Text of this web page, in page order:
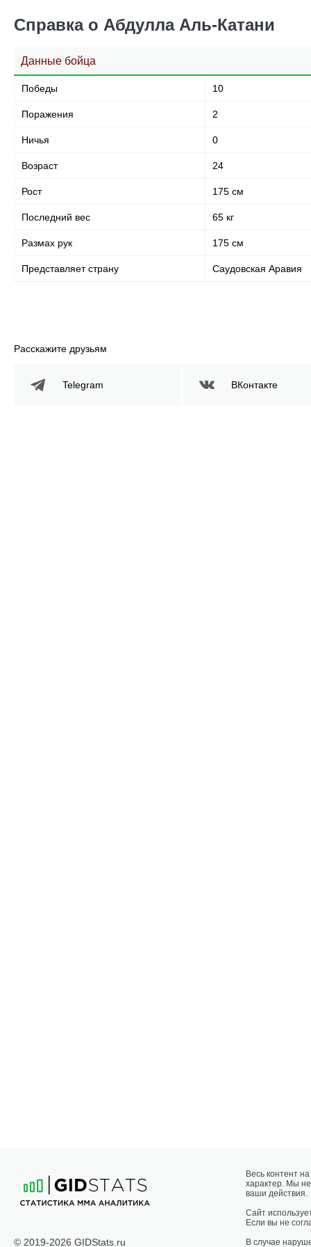
Справка о Абдулла Аль-Катани
Данные бойца
Победы 10
Поражения 2
Ничья 0
Возраст 24
Рост 175 см
Последний вес 65 кг
Размах рук 175 см
Представляет страну Саудовская Аравия
Расскажите друзьям
Telegram ВКонтакте
© 2019-2026 GIDStats.ru
Весь контент
характер. Мы
ваши действия.
Сайт
Если вы не
В случае